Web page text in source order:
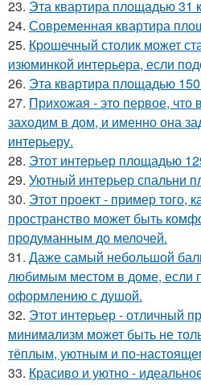
23. Эта квартира площадью 31
24. Современная квартира
25. Крошечный столик может
изюминкой интерьера, если
26. Эта квартира площадью 150
27. Прихожая - это первое, что
заходим в дом, и именно она
интерьеру.
28. Этот интерьер площадью
29. Уютный интерьер спальни
30. Этот проект - пример того,
пространство может быть
продуманным до мелочей.
31. Даже самый небольшой
любимым местом в доме, если
оформлению с душой.
32. Этот интерьер - отличный
минимализм может быть не
тёплым, уютным и по-
33. Красиво и уютно -